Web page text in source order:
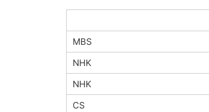
MBS
NHK
NHK
CS